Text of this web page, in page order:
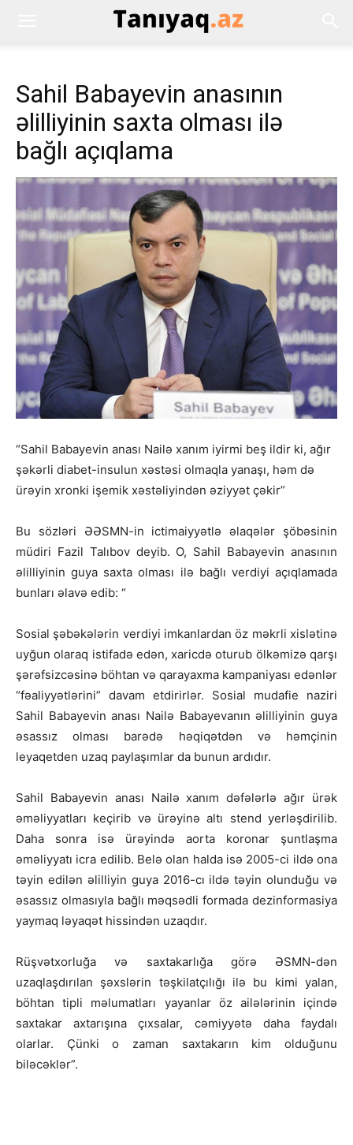
Sahil Babayevin anasının
əlilliyinin saxta olması ilə
bağlı açıqlama
“Sahil Babayevin anası Nailə xanım iyirmi beş ildir ki, ağır
şəkərli diabet-insulun xəstəsi olmaqla yanaşı, həm də
ürəyin xronki işemik xəstəliyindən əziyyət çəkir”
Bu sözləri ƏƏSMN-in ictimaiyyətlə əlaqələr şöbəsinin
müdiri Fazil Talıbov deyib. O, Sahil Babayevin anasının
əlilliyinin guya saxta olması ilə bağlı verdiyi açıqlamada
bunları əlavə edib: “
Sosial şəbəkələrin verdiyi imkanlardan öz məkrli xislətinə
uyğun olaraq istifadə edən, xaricdə oturub ölkəmizə qarşı
şərəfsizcəsinə böhtan və qarayaxma kampaniyası edənlər
“fəaliyyətlərini” davam etdirirlər. Sosial mudafie naziri
Sahil Babayevin anası Nailə Babayevanın əlilliyinin guya
əsassız olması barədə həqiqətdən və həmçinin
leyaqetden uzaq paylaşımlar da bunun ardıdır.
Sahil Babayevin anası Nailə xanım dəfələrlə ağır ürək
əməliyyatları keçirib və ürəyinə altı stend yerləşdirilib.
Daha sonra isə ürəyində aorta koronar şuntlaşma
əməliyyatı icra edilib. Belə olan halda isə 2005-ci ildə ona
təyin edilən əlilliyin guya 2016-cı ildə təyin olunduğu və
əsassız olmasıyla bağlı məqsədli formada dezinformasiya
yaymaq ləyaqət hissindən uzaqdır.
Rüşvətxorluğa və saxtakarlığa görə ƏSMN-dən
uzaqlaşdırılan şəxslərin təşkilatçılığı ilə bu kimi yalan,
böhtan tipli məlumatları yayanlar öz ailələrinin içində
saxtakar axtarışına çıxsalar, cəmiyyətə daha faydalı
olarlar. Çünki o zaman saxtakarın kim olduğunu
biləcəklər”.